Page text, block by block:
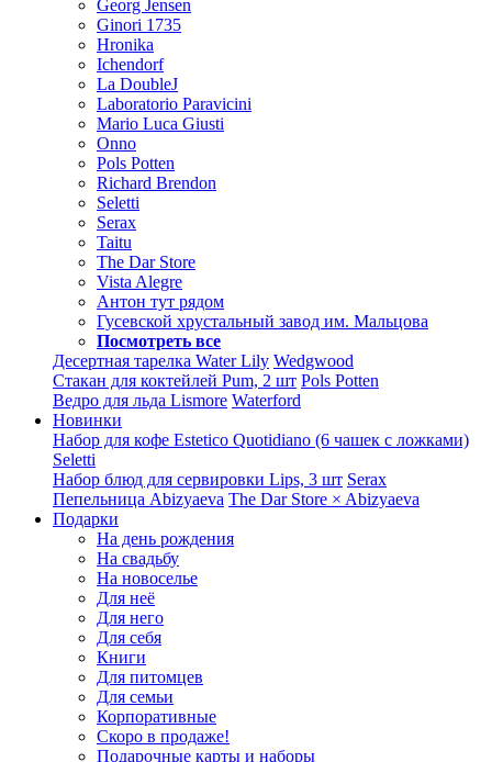
Georg Jensen
Ginori 1735
Hronika
Ichendorf
La DoubleJ
Laboratorio Paravicini
Mario Luca Giusti
Onno
Pols Potten
Richard Brendon
Seletti
Serax
Taitu
The Dar Store
Vista Alegre
Антон тут рядом
Гусевской хрустальный завод им. Мальцова
Посмотреть все
Десертная тарелка Water Lily Wedgwood
Стакан для коктейлей Pum, 2 шт Pols Potten
Ведро для льда Lismore Waterford
Новинки
Набор для кофе Estetico Quotidiano (6 чашек с ложками)
Seletti
Набор блюд для сервировки Lips, 3 шт Serax
Пепельница Abizyaeva The Dar Store × Abizyaeva
Подарки
На день рождения
На свадьбу
На новоселье
Для неё
Для него
Для себя
Книги
Для питомцев
Для семьи
Корпоративные
Скоро в продаже!
Подарочные карты и наборы